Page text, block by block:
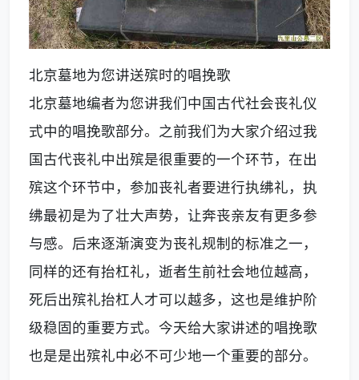
北京墓地为您讲送殡时的唱挽歌
北京墓地编者为您讲我们中国古代社会丧礼仪
式中的唱挽歌部分。之前我们为大家介绍过我
国古代丧礼中出殡是很重要的一个环节，在出
殡这个环节中，参加丧礼者要进行执绋礼，执
绋最初是为了壮大声势，让奔丧亲友有更多参
与感。后来逐渐演变为丧礼规制的标准之一，
同样的还有抬杠礼，逝者生前社会地位越高，
死后出殡礼抬杠人才可以越多，这也是维护阶
级稳固的重要方式。今天给大家讲述的唱挽歌
也是是出殡礼中必不可少地一个重要的部分。